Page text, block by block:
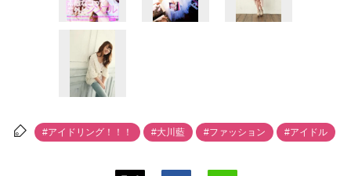
#アイドリング！！！ #大川藍 #ファッション #アイドル